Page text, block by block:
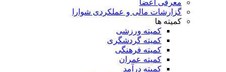
معرفی اعضا
گزارشات مالی و عملکردی شوارا
کمیته ها
کمیته ورزشی
کمیته گردشگری
کمیته فرهنگی
کمیته عمران
کمیته درآمد